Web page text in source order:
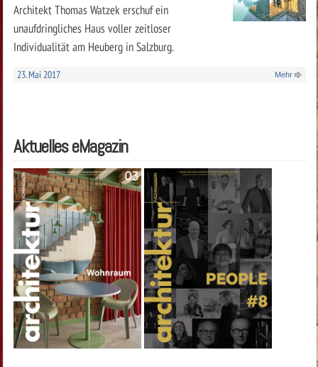
Architekt Thomas Watzek erschuf ein
unaufdringliches Haus voller zeitloser
Individualität am Heuberg in Salzburg.
23. Mai 2017 Mehr
Aktuelles eMagazin